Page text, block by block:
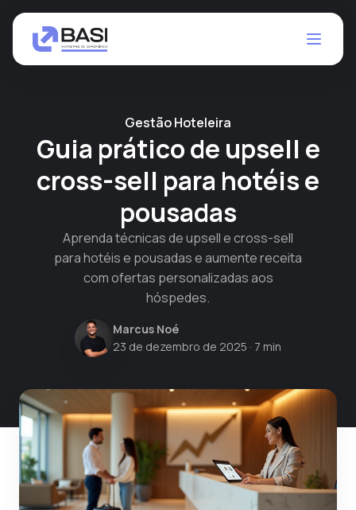
Gestão Hoteleira
Guia prático de upsell e
cross-sell para hotéis e
pousadas
Aprenda técnicas de upsell e cross-sell
para hotéis e pousadas e aumente receita
com ofertas personalizadas aos
hóspedes.
Marcus Noé
23 de dezembro de 2025 · 7 min